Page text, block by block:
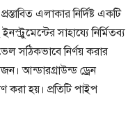
এলাকার নির্দিষ্ট একটি
সাহায্যে নির্মিতব্য
সঠিকভাবে নির্ণয় করার
আন্ডারগ্রাউন্ড ড্রেন
করা হয়। প্রতিটি পাইপ